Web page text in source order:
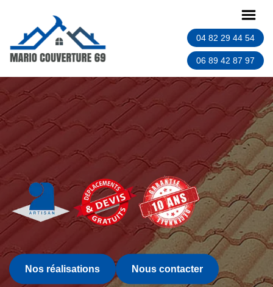
04 82 29 44 54
06 89 42 87 97
Nos réalisations Nous contacter